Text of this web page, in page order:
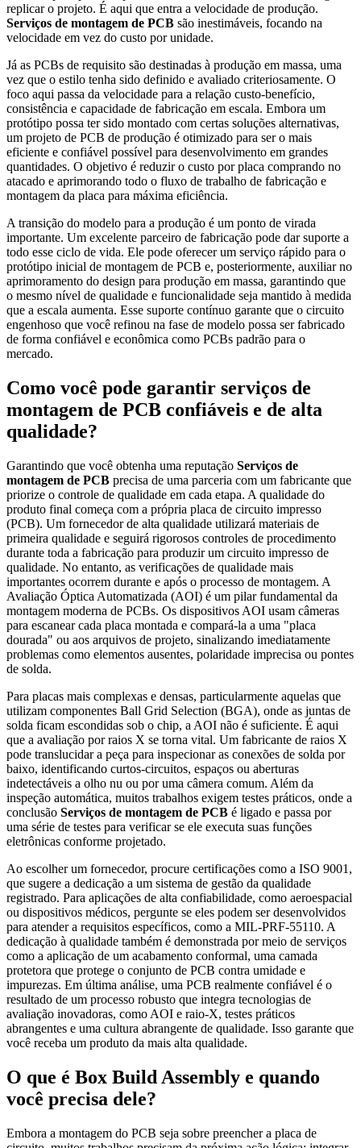
replicar o projeto. É aqui que entra a velocidade de produção.
Serviços de montagem de PCB são inestimáveis, focando na
velocidade em vez do custo por unidade.
Já as PCBs de requisito são destinadas à produção em massa, uma
vez que o estilo tenha sido definido e avaliado criteriosamente. O
foco aqui passa da velocidade para a relação custo-benefício,
consistência e capacidade de fabricação em escala. Embora um
protótipo possa ter sido montado com certas soluções alternativas,
um projeto de PCB de produção é otimizado para ser o mais
eficiente e confiável possível para desenvolvimento em grandes
quantidades. O objetivo é reduzir o custo por placa comprando no
atacado e aprimorando todo o fluxo de trabalho de fabricação e
montagem da placa para máxima eficiência.
A transição do modelo para a produção é um ponto de virada
importante. Um excelente parceiro de fabricação pode dar suporte a
todo esse ciclo de vida. Ele pode oferecer um serviço rápido para o
protótipo inicial de montagem de PCB e, posteriormente, auxiliar no
aprimoramento do design para produção em massa, garantindo que
o mesmo nível de qualidade e funcionalidade seja mantido à medida
que a escala aumenta. Esse suporte contínuo garante que o circuito
engenhoso que você refinou na fase de modelo possa ser fabricado
de forma confiável e econômica como PCBs padrão para o
mercado.
Como você pode garantir serviços de
montagem de PCB confiáveis e de alta
qualidade?
Garantindo que você obtenha uma reputação Serviços de
montagem de PCB precisa de uma parceria com um fabricante que
priorize o controle de qualidade em cada etapa. A qualidade do
produto final começa com a própria placa de circuito impresso
(PCB). Um fornecedor de alta qualidade utilizará materiais de
primeira qualidade e seguirá rigorosos controles de procedimento
durante toda a fabricação para produzir um circuito impresso de
qualidade. No entanto, as verificações de qualidade mais
importantes ocorrem durante e após o processo de montagem. A
Avaliação Óptica Automatizada (AOI) é um pilar fundamental da
montagem moderna de PCBs. Os dispositivos AOI usam câmeras
para escanear cada placa montada e compará-la a uma "placa
dourada" ou aos arquivos de projeto, sinalizando imediatamente
problemas como elementos ausentes, polaridade imprecisa ou pontes
de solda.
Para placas mais complexas e densas, particularmente aquelas que
utilizam componentes Ball Grid Selection (BGA), onde as juntas de
solda ficam escondidas sob o chip, a AOI não é suficiente. É aqui
que a avaliação por raios X se torna vital. Um fabricante de raios X
pode translucidar a peça para inspecionar as conexões de solda por
baixo, identificando curtos-circuitos, espaços ou aberturas
indetectáveis a olho nu ou por uma câmera comum. Além da
inspeção automática, muitos trabalhos exigem testes práticos, onde a
conclusão Serviços de montagem de PCB é ligado e passa por
uma série de testes para verificar se ele executa suas funções
eletrônicas conforme projetado.
Ao escolher um fornecedor, procure certificações como a ISO 9001,
que sugere a dedicação a um sistema de gestão da qualidade
registrado. Para aplicações de alta confiabilidade, como aeroespacial
ou dispositivos médicos, pergunte se eles podem ser desenvolvidos
para atender a requisitos específicos, como a MIL-PRF-55110. A
dedicação à qualidade também é demonstrada por meio de serviços
como a aplicação de um acabamento conformal, uma camada
protetora que protege o conjunto de PCB contra umidade e
impurezas. Em última análise, uma PCB realmente confiável é o
resultado de um processo robusto que integra tecnologias de
avaliação inovadoras, como AOI e raio-X, testes práticos
abrangentes e uma cultura abrangente de qualidade. Isso garante que
você receba um produto da mais alta qualidade.
O que é Box Build Assembly e quando
você precisa dele?
Embora a montagem do PCB seja sobre preencher a placa de